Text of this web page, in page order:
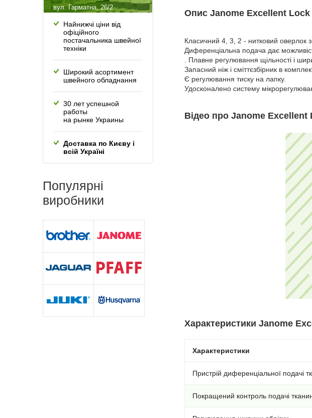
Опис Janome Excellent Lock
Класичний 4, 3, 2 - нитковий оверлок
Диференціальна подача дає
. Плавне регулювання щільності і
Запасний ніж і сміттєзбірник в
Є регулювання тиску на лапку.
Удосконалено систему
Відео про Janome Excellent
Характеристики Janome
Характеристики
Пристрій диференціальної подачі
Покращений контроль подачі
вул. Гарматна, 26/2
Найнижчі ціни від
офіційного
постачальника швейної
техніки
Широкий асортимент
швейного обладнання
30 лет успешной
работы
на рынке Украины
Доставка по Києву і
всій Україні
Популярні
виробники